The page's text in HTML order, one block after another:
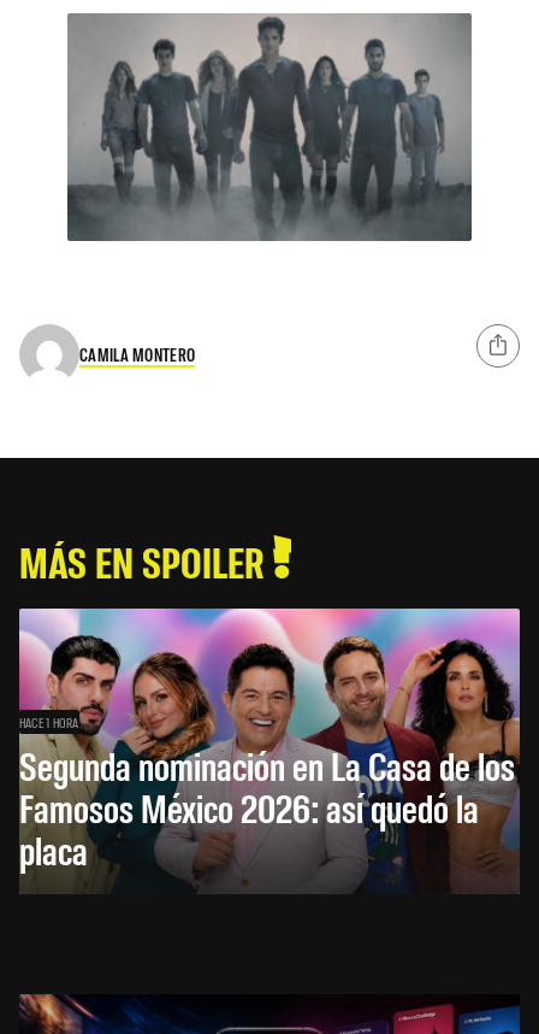
CAMILA MONTERO
MÁS EN SPOILER
HACE 1 HORA
Segunda nominación en La Casa de los
Famosos México 2026: así quedó la
placa